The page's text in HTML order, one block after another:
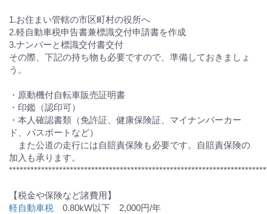
1.お住まい管轄の市区町村の役所へ
2.軽自動車税申告書兼標識交付申請書を作成
3.ナンバーと標識交付書交付
その際、下記の持ち物も必要ですので、準備しておきましょ
う。
・原動機付自転車販売証明書
・印鑑（認印可）
・本人確認書類（免許証、健康保険証、マイナンバーカー
ド、パスポートなど）
また公道の走行には自賠責保険も必要です。自賠責保険の
加入も承ります。
【税金や保険など諸費用】
軽自動車税 0.80kW以下 2,000円/年